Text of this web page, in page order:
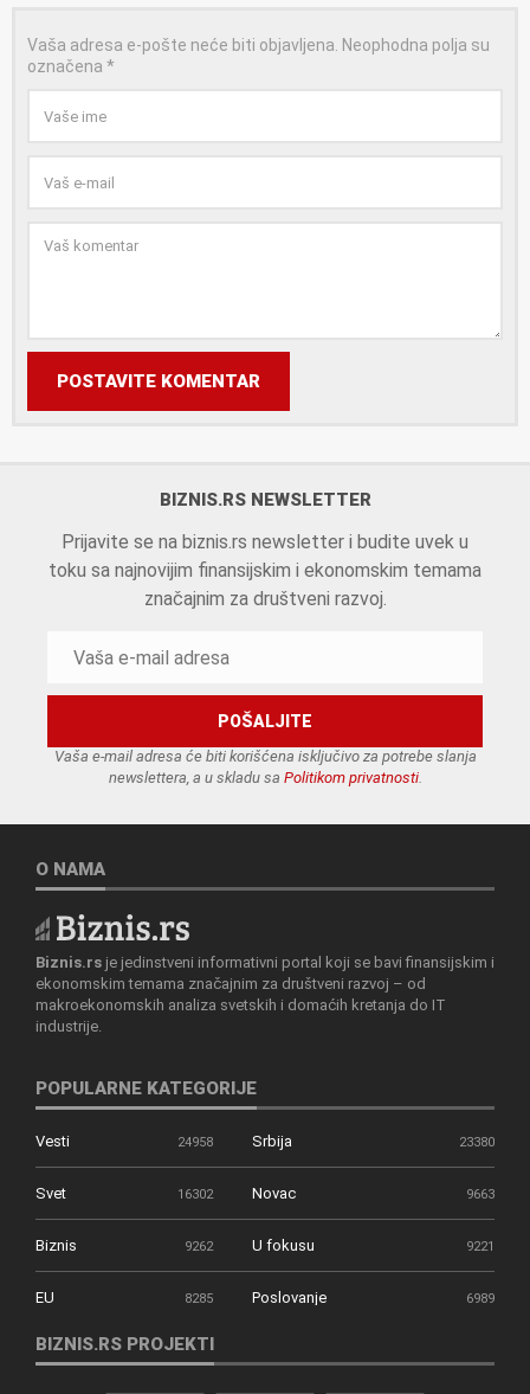
Vaša adresa e-pošte neće biti objavljena. Neophodna polja su
označena *
POSTAVITE KOMENTAR
BIZNIS.RS NEWSLETTER
Prijavite se na biznis.rs newsletter i budite uvek u
toku sa najnovijim finansijskim i ekonomskim temama
značajnim za društveni razvoj.
Vaša e-mail adresa će biti korišćena isključivo za potrebe slanja
newslettera, a u skladu sa Politikom privatnosti.
O NAMA
Biznis.rs je jedinstveni informativni portal koji se bavi finansijskim i
ekonomskim temama značajnim za društveni razvoj – od
makroekonomskih analiza svetskih i domaćih kretanja do IT
industrije.
POPULARNE KATEGORIJE
Vesti 24958 Srbija 23380
Svet 16302 Novac 9663
Biznis 9262 U fokusu 9221
EU 8285 Poslovanje 6989
BIZNIS.RS PROJEKTI